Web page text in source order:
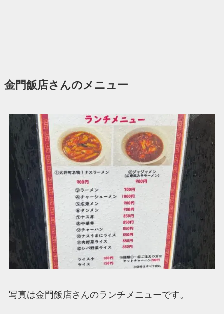
金門飯店さんのメニュー
写真は金門飯店さんのランチメニューです。